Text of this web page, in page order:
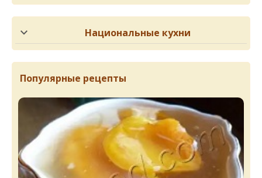
Национальные кухни
Популярные рецепты